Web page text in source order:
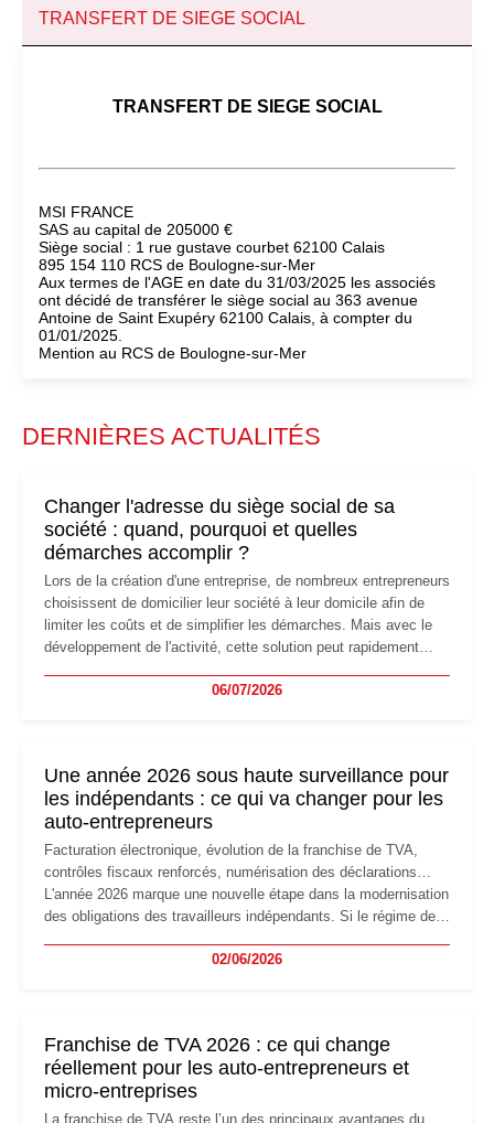
TRANSFERT DE SIEGE SOCIAL
TRANSFERT DE SIEGE SOCIAL
MSI FRANCE
SAS au capital de 205000 €
Siège social : 1 rue gustave courbet 62100 Calais
895 154 110 RCS de Boulogne-sur-Mer
Aux termes de l'AGE en date du 31/03/2025 les associés
ont décidé de transférer le siège social au 363 avenue
Antoine de Saint Exupéry 62100 Calais, à compter du
01/01/2025.
Mention au RCS de Boulogne-sur-Mer
DERNIÈRES ACTUALITÉS
Changer l'adresse du siège social de sa
société : quand, pourquoi et quelles
démarches accomplir ?
Lors de la création d'une entreprise, de nombreux entrepreneurs
choisissent de domicilier leur société à leur domicile afin de
limiter les coûts et de simplifier les démarches. Mais avec le
développement de l'activité, cette solution peut rapidement
professionnels, recrutement, image de marque… Le
06/07/2026
Une année 2026 sous haute surveillance pour
les indépendants : ce qui va changer pour les
auto-entrepreneurs
Facturation électronique, évolution de la franchise de TVA,
contrôles fiscaux renforcés, numérisation des déclarations…
L'année 2026 marque une nouvelle étape dans la modernisation
des obligations des travailleurs indépendants. Si le régime de
les auto-entrepreneurs devront s'adapter à un environnement
02/06/2026
Franchise de TVA 2026 : ce qui change
réellement pour les auto-entrepreneurs et
micro-entreprises
La franchise de TVA reste l’un des principaux avantages du